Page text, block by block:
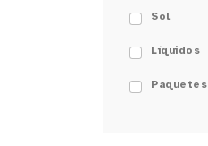
Sol
Líquidos
Paquetes